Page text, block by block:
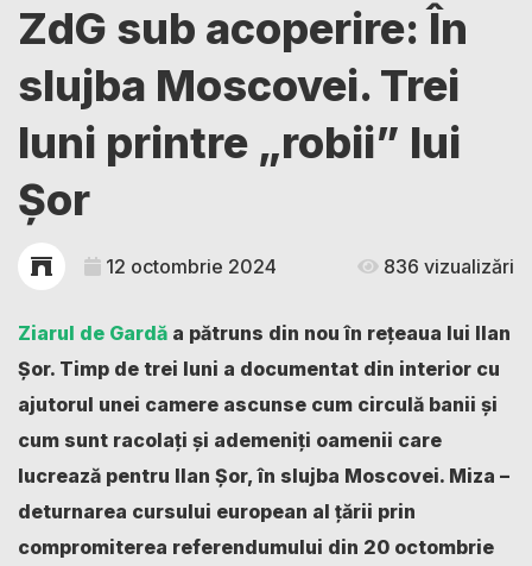
ZdG sub acoperire: În
slujba Moscovei. Trei
luni printre „robii” lui
Șor
12 octombrie 2024 836 vizualizări
Ziarul de Gardă a pătruns din nou în rețeaua lui Ilan
Șor. Timp de trei luni a documentat din interior cu
ajutorul unei camere ascunse cum circulă banii și
cum sunt racolați și ademeniți oamenii care
lucrează pentru Ilan Șor, în slujba Moscovei. Miza –
deturnarea cursului european al țării prin
compromiterea referendumului din 20 octombrie